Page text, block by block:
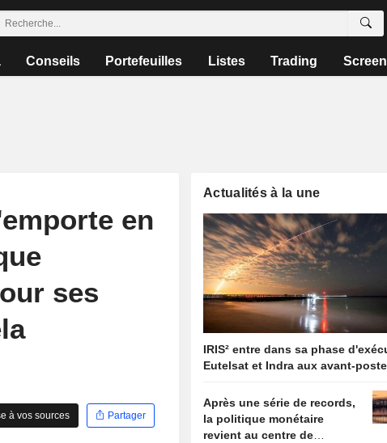
Conseils Portefeuilles Listes Trading
en
ses
à vos sources
Partager
Actualités à la une
IRIS² entre dans sa phase
Eutelsat et Indra aux avant-
Après une série de records,
la politique monétaire
revient au centre de